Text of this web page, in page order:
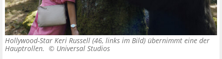
Hollywood-Star Keri Russell (46, links im Bild) übernimmt eine der
Hauptrollen. © Universal Studios